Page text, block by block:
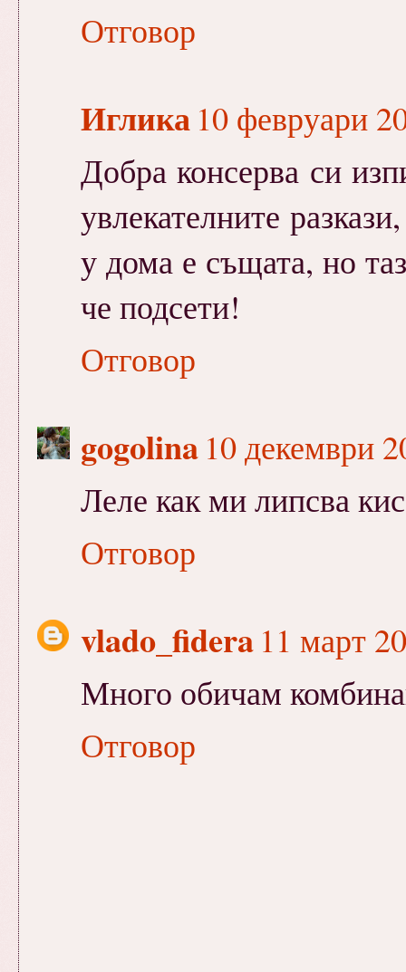
Отговор
Иглика 10 февруари
Добра консерва си
увлекателните
у дома е същата, но
че подсети!
Отговор
gogolina 10 декември
Леле как ми липсва
Отговор
vlado_fidera 11 март
Много обичам
Отговор